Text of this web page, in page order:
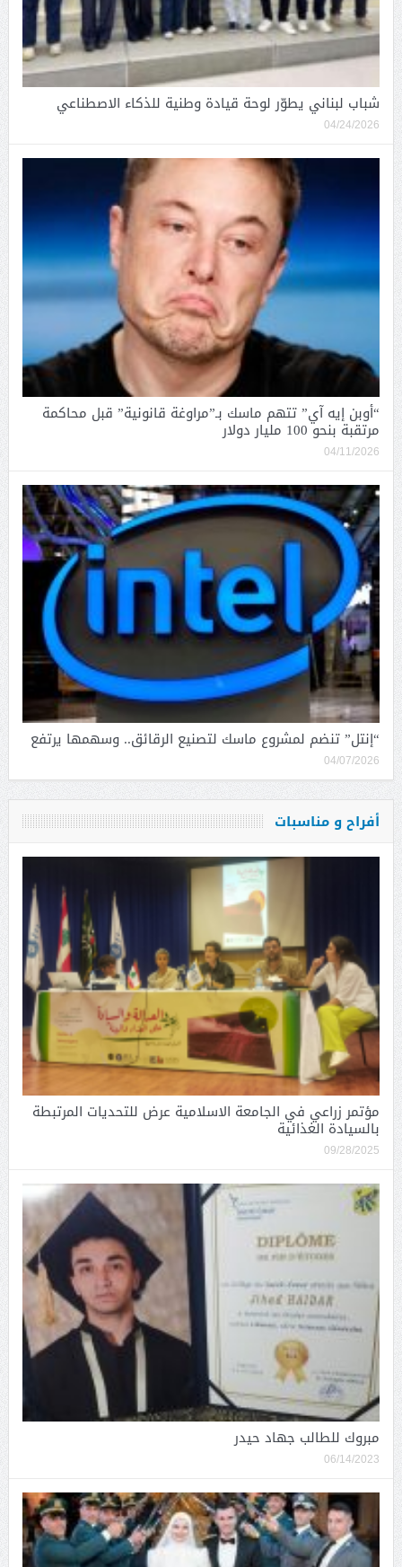
شباب لبناني يطوّر لوحة قيادة وطنية للذكاء الاصطناعي
04/24/2026
“أوبن إيه آي” تتهم ماسك بـ”مراوغة قانونية” قبل محاكمة
مرتقبة بنحو 100 مليار دولار
04/11/2026
“إنتل” تنضم لمشروع ماسك لتصنيع الرقائق.. وسهمها يرتفع
04/07/2026
أفراح و مناسبات
مؤتمر زراعي في الجامعة الاسلامية عرض للتحديات المرتبطة
بالسيادة الغذائية
09/28/2025
مبروك للطالب جهاد حيدر
06/14/2023